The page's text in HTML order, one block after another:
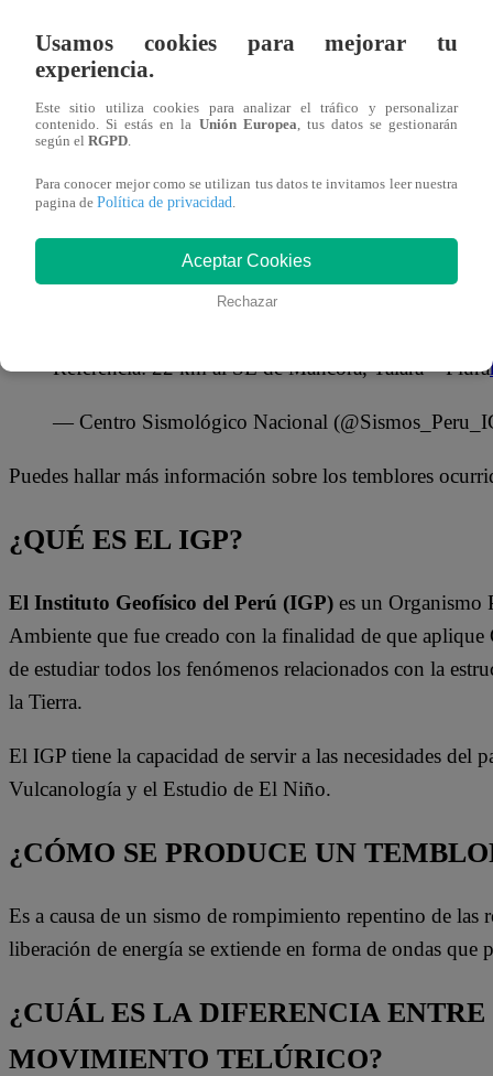
— Centro Sismológico Nacional
REPORTE SÍSMICO:
IGP/CENSIS/RS 2026-0210
Magnitud: 3.7
Profundidad: 32 km
Referencia: 22 km al SE de Máncora, Talara – Piura
— Centro Sismológico Nacional
Puedes hallar más información sobre los temblores
¿QUÉ ES EL IGP?
El Instituto Geofísico del Perú (IGP) es un Organismo
Ambiente que fue creado con la finalidad de que
de estudiar todos los fenómenos relacionados con la
la Tierra.
El IGP tiene la capacidad de servir a las necesidades del
Vulcanología y el Estudio de El Niño.
¿CÓMO SE PRODUCE UN
Es a causa de un sismo de rompimiento repentino de las
liberación de energía se extiende en forma de ondas
¿CUÁL ES LA DIFERENCIA
MOVIMIENTO TELÚRICO?
Usamos cookies para mejorar tu
experiencia.
Este sitio utiliza cookies para analizar el tráfico y personalizar
contenido. Si estás en la Unión Europea, tus datos se gestionarán
según el RGPD.
Para conocer mejor como se utilizan tus datos te invitamos leer nuestra
pagina de Política de privacidad.
Aceptar Cookies
Rechazar